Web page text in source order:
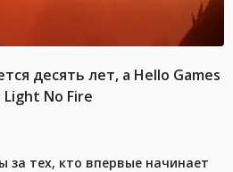
десять лет, а Hello Games
Light No Fire
за тех, кто впервые начинает